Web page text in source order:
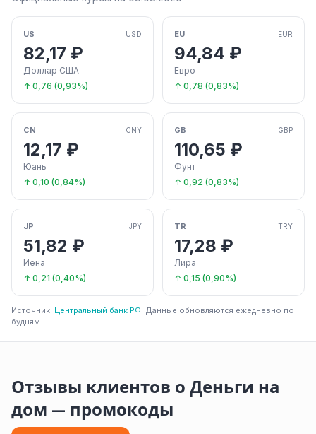
US USD
82,17 ₽
Доллар США
↑ 0,76 (0,93%)
EU EUR
94,84 ₽
Евро
↑ 0,78 (0,83%)
CN CNY
12,17 ₽
Юань
↑ 0,10 (0,84%)
GB GBP
110,65 ₽
Фунт
↑ 0,92 (0,83%)
JP JPY
51,82 ₽
Иена
↑ 0,21 (0,40%)
TR TRY
17,28 ₽
Лира
↑ 0,15 (0,90%)
Источник: Центральный банк РФ. Данные обновляются ежедневно по
будням.
Отзывы клиентов о Деньги на
дом — промокоды